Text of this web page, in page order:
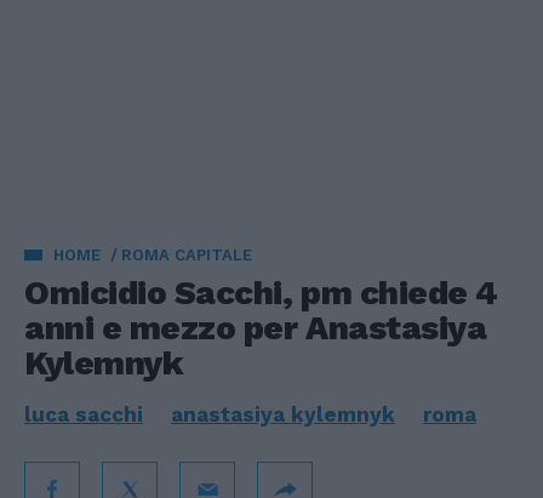
HOME ROMA CAPITALE
Omicidio Sacchi, pm chiede 4
anni e mezzo per Anastasiya
Kylemnyk
luca sacchi anastasiya kylemnyk roma